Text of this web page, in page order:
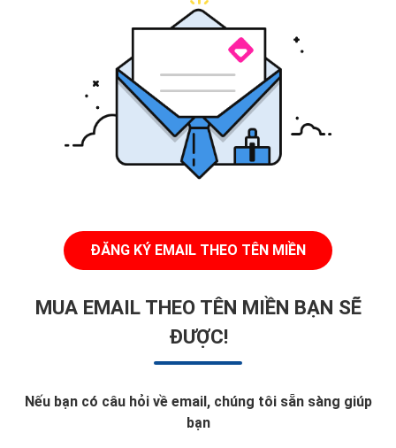
ĐĂNG KÝ EMAIL THEO TÊN MIỀN
MUA EMAIL THEO TÊN MIỀN BẠN SẼ
ĐƯỢC!
Nếu bạn có câu hỏi về email, chúng tôi sẵn sàng giúp
bạn